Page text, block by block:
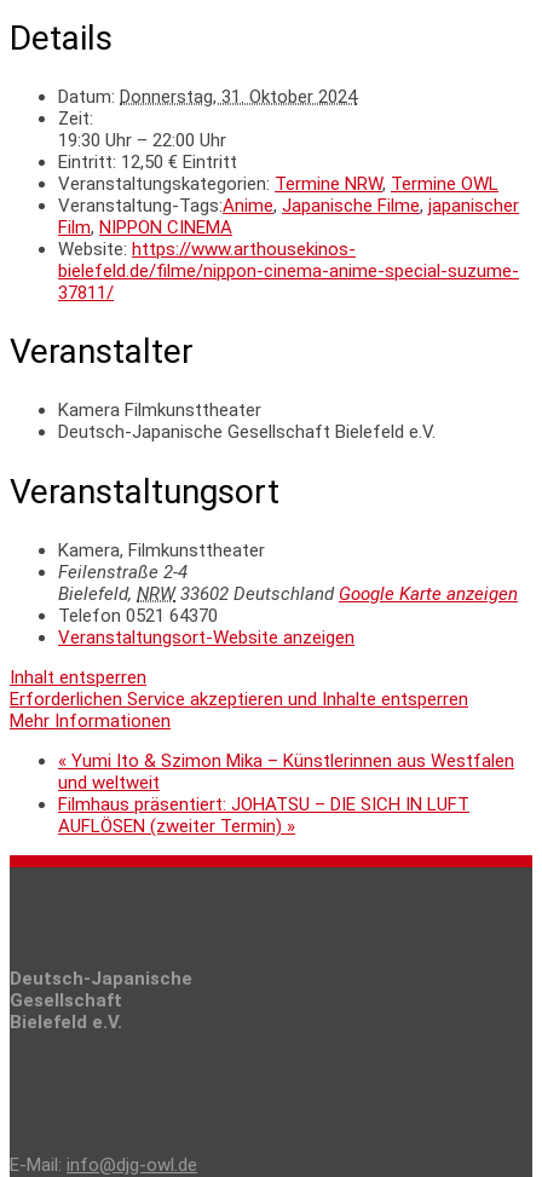
Details
Datum: Donnerstag, 31. Oktober 2024
Zeit:
19:30 Uhr – 22:00 Uhr
Eintritt: 12,50 € Eintritt
Veranstaltungskategorien: Termine NRW, Termine OWL
Veranstaltung-Tags:Anime, Japanische Filme, japanischer
Film, NIPPON CINEMA
Website: https://www.arthousekinos-
bielefeld.de/filme/nippon-cinema-anime-special-suzume-
37811/
Veranstalter
Kamera Filmkunsttheater
Deutsch-Japanische Gesellschaft Bielefeld e.V.
Veranstaltungsort
Kamera, Filmkunsttheater
Feilenstraße 2-4
Bielefeld, NRW 33602 Deutschland Google Karte anzeigen
Telefon 0521 64370
Veranstaltungsort-Website anzeigen
Inhalt entsperren
Erforderlichen Service akzeptieren und Inhalte entsperren
Mehr Informationen
« Yumi Ito & Szimon Mika – Künstlerinnen aus Westfalen
und weltweit
Filmhaus präsentiert: JOHATSU – DIE SICH IN LUFT
AUFLÖSEN (zweiter Termin) »
Deutsch-Japanische
Gesellschaft
Bielefeld e.V.
E-Mail: info@djg-owl.de